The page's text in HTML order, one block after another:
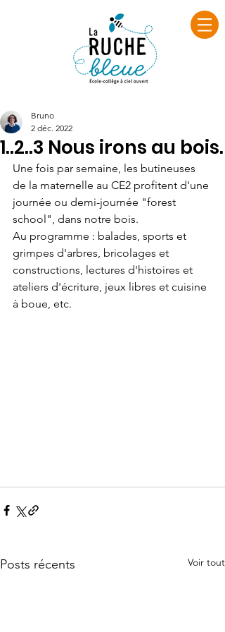
1..2..3 Nous irons au bois.
Bruno
2 déc. 2022
Une fois par semaine, les butineuses
de la maternelle au CE2 profitent d'une
journée ou demi-journée "forest
school", dans notre bois.
Au programme : balades, sports et
grimpes d'arbres, bricolages et
constructions, lectures d'histoires et
ateliers d'écriture, jeux libres et cuisine
à boue, etc.
Posts récents Voir tout